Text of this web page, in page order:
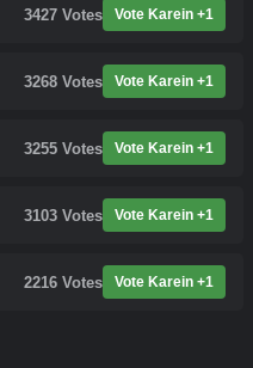
3427 Votes Vote Karein +1
3268 Votes Vote Karein +1
3255 Votes Vote Karein +1
3103 Votes Vote Karein +1
2216 Votes Vote Karein +1